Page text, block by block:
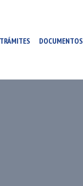
TRÁMITES DOCUMENTOS